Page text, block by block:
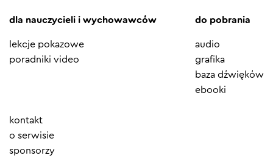
dla nauczycieli i wychowawców
lekcje pokazowe
poradniki video
do pobrania
audio
grafika
baza dźwięków
ebooki
Element
menu
kontakt
o serwisie
sponsorzy